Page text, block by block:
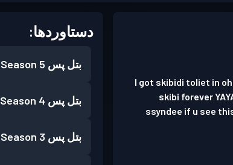
I got skibidi toliet in
skibi forever
ssyndee if u see this
دستاوردها:
بتل پس Season 5
بتل پس Season 4
بتل پس Season 3